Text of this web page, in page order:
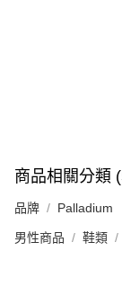
商品相關分類
品牌 Palladium
男性商品 鞋類